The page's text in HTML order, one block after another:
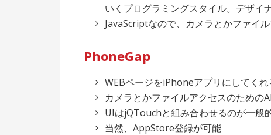
いくプログラミングスタイル。デザイ
JavaScriptなので、カメラとかファイ
PhoneGap
WEBページをiPhoneアプリにしてく
カメラとかファイルアクセスのための
UIはjQTouchと組み合わせるのが一般
当然、AppStore登録が可能